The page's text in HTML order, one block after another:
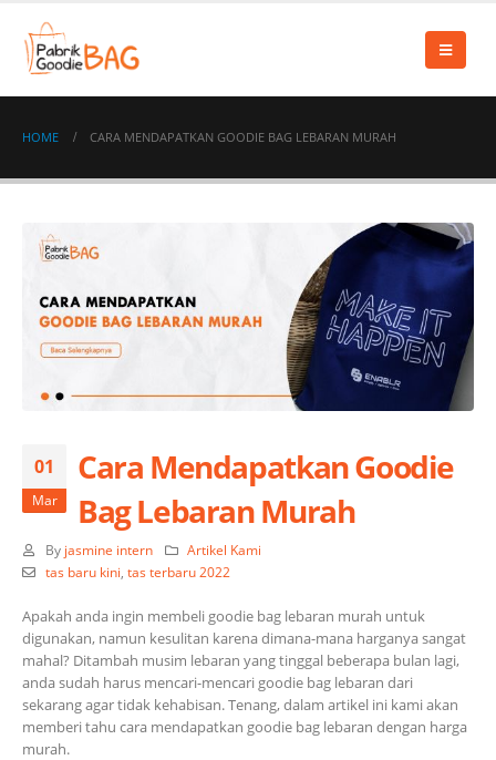
HOME CARA MENDAPATKAN GOODIE BAG LEBARAN MURAH
01
Mar
Cara Mendapatkan Goodie
Bag Lebaran Murah
By jasmine intern
Artikel Kami
tas baru kini tas terbaru 2022
Apakah anda ingin membeli goodie bag lebaran murah untuk
digunakan, namun kesulitan karena dimana-mana harganya sangat
mahal? Ditambah musim lebaran yang tinggal beberapa bulan lagi,
anda sudah harus mencari-mencari goodie bag lebaran dari
sekarang agar tidak kehabisan. Tenang, dalam artikel ini kami akan
memberi tahu cara mendapatkan goodie bag lebaran dengan harga
murah.